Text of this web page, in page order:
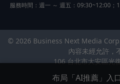
服務時間：週一 ～ 週五：09:30~12:00；
© 2026 Business Next Media
內容未經允許，
106 台北市大安區光
布局「AI推薦」入口